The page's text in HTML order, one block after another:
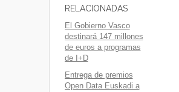
RELACIONADAS
El Gobierno Vasco
destinará 147 millones
de euros a programas
de I+D
Entrega de premios
Open Data Euskadi a